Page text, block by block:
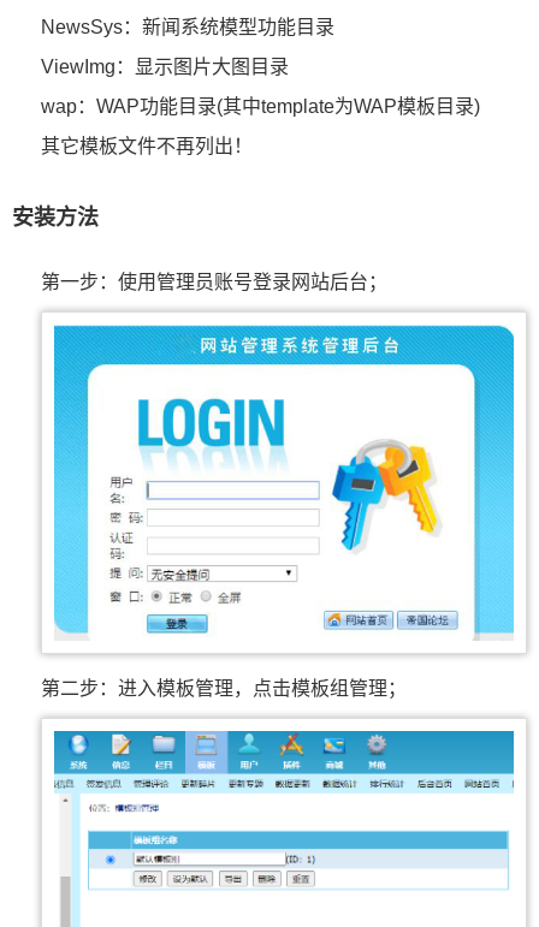
NewsSys：新闻系统模型功能目录
ViewImg：显示图片大图目录
wap：WAP功能目录(其中template为WAP模板目录)
其它模板文件不再列出！
安装方法
第一步：使用管理员账号登录网站后台；
第二步：进入模板管理，点击模板组管理；